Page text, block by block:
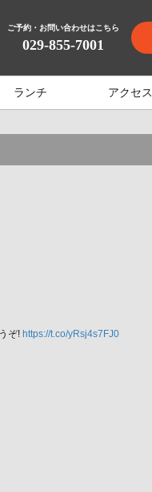
ご予約・お問い合わせはこちら
029-855-7001
ランチ アクセス
ぞ! https://t.co/yRsj4s7FJ0